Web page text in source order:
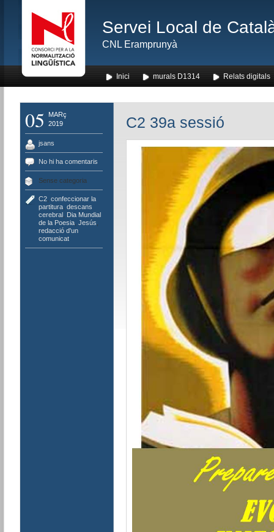
Servei Local de
CNL Eramprunyà
Inici murals D1314 Relats digitals
05
MARç
2019
jsans
No hi ha comentaris
Sense categoria
C2, confeccionar la
partitura, descans
cerebral, Dia Mundial
de la Poesia, Jesús
redacció d'un
comunicat
C2 39a sessió